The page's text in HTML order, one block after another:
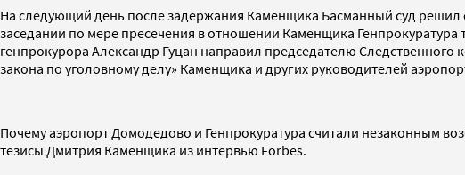
На следующий день после задержания Каменщика Басманный суд
заседании по мере пресечения в отношении Каменщика
генпрокурора Александр Гуцан направил председателю
закона по уголовному делу» Каменщика и других руководителей
Почему аэропорт Домодедово и Генпрокуратура считали незаконным
тезисы Дмитрия Каменщика из интервью Forbes.